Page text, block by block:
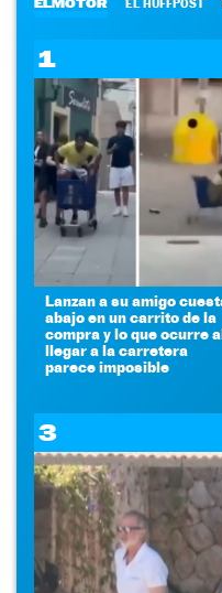
ELMOTOR EL HUFFPOST
1
Lanzan a su amigo
abajo en un carrito de la
compra y lo que ocurre
llegar a la carretera
parece imposible
3